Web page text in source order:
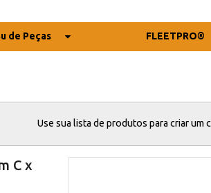
de Peças FLEETPRO®
Use sua lista de produtos para criar um
C x